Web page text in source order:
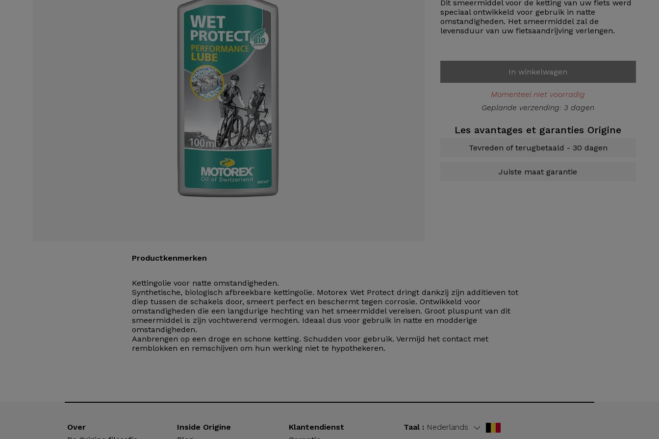
Dit smeermiddel voor de ketting van uw fiets werd
speciaal ontwikkeld voor gebruik in natte
omstandigheden. Het smeermiddel zal de
levensduur van uw fietsaandrijving verlengen.
In winkelwagen
Momenteel niet voorradig
Geplande verzending: 3 dagen
Les avantages et garanties Origine
Tevreden of terugbetaald - 30 dagen
Juiste maat garantie
Productkenmerken
Kettingolie voor natte omstandigheden.
Synthetische, biologisch afbreekbare kettingolie. Motorex Wet Protect dringt dankzij zijn additieven tot
diep tussen de schakels door, smeert perfect en beschermt tegen corrosie. Ontwikkeld voor
omstandigheden die een langdurige hechting van het smeermiddel vereisen. Groot pluspunt van dit
smeermiddel is zijn vochtwerend vermogen. Ideaal dus voor gebruik in natte en modderige
omstandigheden.
Aanbrengen op een droge en schone ketting. Schudden voor gebruik. Vermijd het contact met
remblokken en remschijven om hun werking niet te hypothekeren.
Over
Inside Origine
Klantendienst
Taal : Nederlands